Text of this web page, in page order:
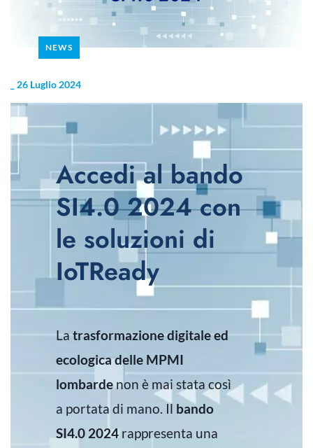
NEWS
26 Luglio 2024
Accedi al bando
SI4.0 2024 con
le soluzioni di
IoTReady
La trasformazione digitale ed
ecologica delle MPMI
lombarde non è mai stata così
a portata di mano. Il bando
SI4.0 2024 rappresenta una